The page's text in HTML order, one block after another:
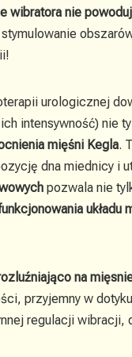
wibratora nie
urologicznej
intensywność) nie
mięśni Kegla.
dna miednicy i
pozwala nie
układu
na
przyjemny w
regulacji wibracji,